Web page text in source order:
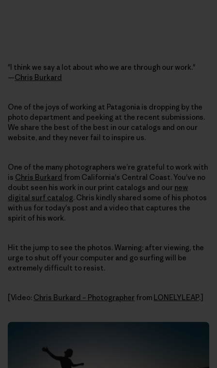
"I think we say a lot about who we are through our work."
—Chris Burkard
One of the joys of working at Patagonia is dropping by the
photo department and peeking at the recent submissions.
We share the best of the best in our catalogs and on our
website, and they never fail to inspire us.
One of the many photographers we’re grateful to work with
is Chris Burkard from California's Central Coast. You've no
doubt seen his work in our print catalogs and our new
digital surf catalog. Chris kindly shared some of his photos
with us for today's post and a video that captures the
spirit of his work.
Hit the jump to see the photos. Warning: after viewing, the
urge to shut off your computer and go surfing will be
extremely difficult to resist.
[Video: Chris Burkard – Photographer from LONELYLEAP.]